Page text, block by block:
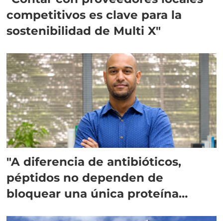
competitivos es clave para la
sostenibilidad de Multi X"
"A diferencia de antibióticos,
péptidos no dependen de
bloquear una única proteína